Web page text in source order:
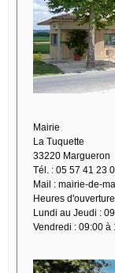
Mairie
La Tuquette
33220 Margueron
Tél. : 05 57 41 23
Mail : mairie-de-
Heures
Lundi au Jeudi :
Vendredi : 09:00 à